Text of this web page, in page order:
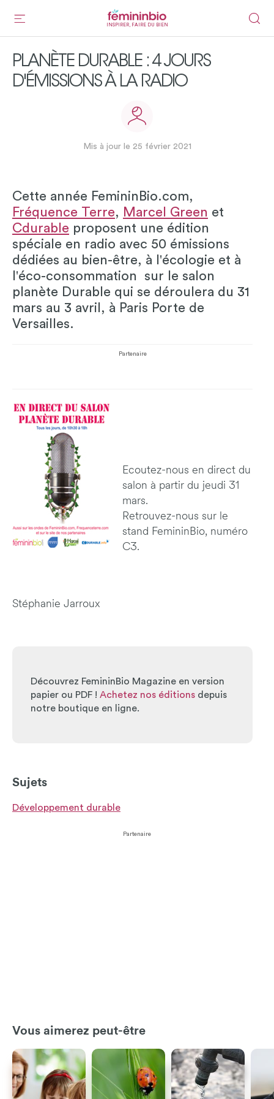
INSPIRER, FAIRE DU BIEN
PLANÈTE DURABLE : 4 JOURS
D'ÉMISSIONS À LA RADIO
Mis à jour le 25 février 2021
Cette année FemininBio.com,
Fréquence Terre, Marcel Green et
Cdurable proposent une édition
spéciale en radio avec 50 émissions
dédiées au bien-être, à l'écologie et à
l'éco-consommation sur le salon
planète Durable qui se déroulera du 31
mars au 3 avril, à Paris Porte de
Versailles.
Partenaire
Ecoutez-nous en direct du
salon à partir du jeudi 31
mars.
Retrouvez-nous sur le
stand FemininBio, numéro
C3.
Stéphanie Jarroux
Découvrez FemininBio Magazine en version
papier ou PDF ! Achetez nos éditions depuis
notre boutique en ligne.
Sujets
Développement durable
Partenaire
Vous aimerez peut-être